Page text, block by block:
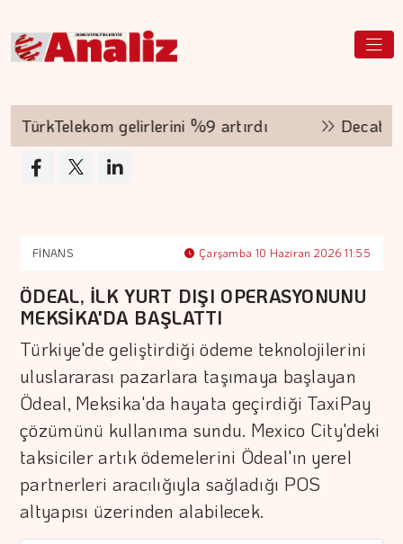
TürkTelekom gelirlerini %9 artırdı Decathlon
FİNANS Çarşamba 10 Haziran 2026 11:55
ÖDEAL, İLK YURT DIŞI OPERASYONUNU
MEKSİKA'DA BAŞLATTI
Türkiye'de geliştirdiği ödeme teknolojilerini
uluslararası pazarlara taşımaya başlayan
Ödeal, Meksika'da hayata geçirdiği TaxiPay
çözümünü kullanıma sundu. Mexico City'deki
taksiciler artık ödemelerini Ödeal'ın yerel
partnerleri aracılığıyla sağladığı POS
altyapısı üzerinden alabilecek.